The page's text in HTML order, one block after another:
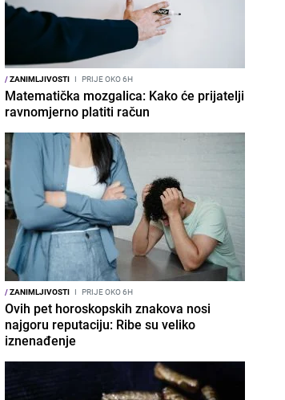
/ZANIMLJIVOSTI I PRIJE OKO 6H
Matematička mozgalica: Kako će prijatelji
ravnomjerno platiti račun
/ZANIMLJIVOSTI I PRIJE OKO 6H
Ovih pet horoskopskih znakova nosi
najgoru reputaciju: Ribe su veliko
iznenađenje